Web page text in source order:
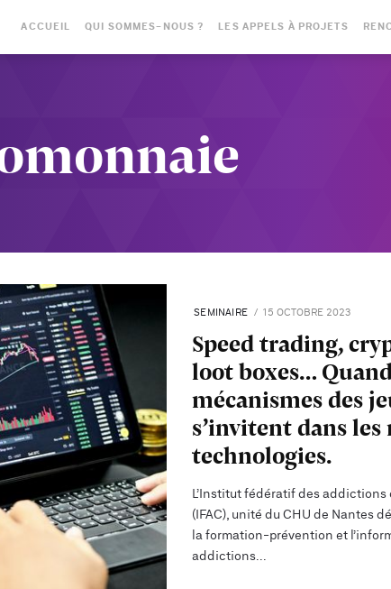
ACCUEIL QUI SOMMES-NOUS ? LES APPELS À PROJETS
SEMINAIRE 15 OCTOBRE 2023
Speed trading,
loot boxes…
mécanismes des
s’invitent dans les
technologies.
L’Institut fédératif des
(IFAC), unité du CHU de Nantes
la formation-prévention et
addictions